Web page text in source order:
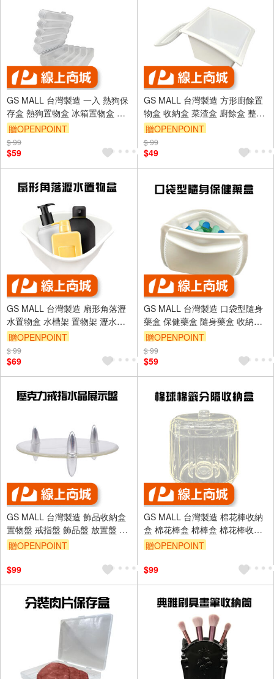
GS MALL 台灣製造 一入 熱狗保
存盒 熱狗置物盒 冰箱置物盒 收
納盒 分隔盒 熱狗儲物盒 熱狗收
納盒 熱狗保存盒
贈OPENPOINT
$ 99
$59
GS MALL 台灣製造 方形廚餘置
物盒 收納盒 菜渣盒 廚餘盒 整理
盒 菜葉盒 廚餘盒 置物盒 廚房收
納 方形收納
贈OPENPOINT
$ 99
$49
GS MALL 台灣製造 扇形角落瀝
水置物盒 水槽架 置物架 瀝水架
角落架 收納盒 扇形架 角落盒 瀝
水盒
贈OPENPOINT
$ 99
$69
GS MALL 台灣製造 口袋型隨身
藥盒 保健藥盒 隨身藥盒 收納藥
盒 外出藥盒 藥丸袋 口袋型藥盒
藥盒 收納盒
贈OPENPOINT
$ 99
$59
GS MALL 台灣製造 飾品收納盒
置物盤 戒指盤 飾品盤 放置盤 收
納盤 展示盤 壓克力盤 飾品收納
贈OPENPOINT
$99
GS MALL 台灣製造 棉花棒收納
盒 棉花棒盒 棉棒盒 棉花棒收納
牙籤盒 牙線盒 牙籤收納盒 收納
贈OPENPOINT
$99